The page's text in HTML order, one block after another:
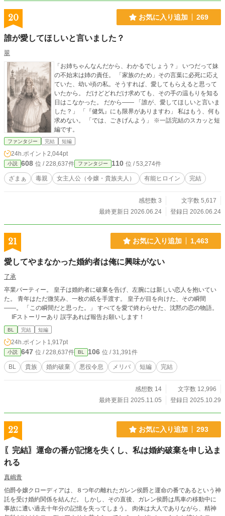
20 お気に入り追加 269
誰が愛してほしいと言いました？
翠
「お姉ちゃんなんだから、わかるでしょう？」 いつだって妹
の不始末は姉の責任。 「家族のため」その言葉に必死に応え
ていた、幼い頃の私。そうすれば、愛してもらえると思って
いたから。 だけどどれだけ求めても、その手の温もりを知る
日はこなかった。 だから—— 「誰が、愛してほしいと言いま
した？」 「『健気』にも限界がありますわ」 私はもう、何も
求めない。 「では、ごきげんよう」 ※一話完結のスカッと短
編です。
ファンタジー 完結 短編
24h.ポイント 2,044pt
小説 608 位 / 228,637件 ファンタジー 110 位 / 53,274件
ざまぁ 毒親 女主人公（令嬢・貴族夫人） 有能ヒロイン 完結
感想数 3
文字数 5,617
最終更新日 2026.06.24
登録日 2026.06.24
21 お気に入り追加 1,463
愛してやまなかった婚約者は俺に興味がない
了承
卒業パーティー。 皇子は婚約者に破棄を告げ、左腕には新しい恋人を抱いてい
た。 青年はただ微笑み、一枚の紙を手渡す。 皇子が目を向けた、その瞬間
——。 「この瞬間だと思った。」 すべてを愛で終わらせた、沈黙の恋の物語。
IFストーリーあり 誤字あれば報告お願いします！
BL 完結 短編
24h.ポイント 1,917pt
小説 647 位 / 228,637件 BL 106 位 / 31,391件
BL 貴族 婚約破棄 悪役令息 メリバ 短編 完結
感想数 14
文字数 12,996
最終更新日 2025.11.05
登録日 2025.10.29
22 お気に入り追加 293
〖完結〗運命の番が記憶を失くし、私は婚約破棄を申し込ま
れる
真嶋青
伯爵令嬢クローディアは、８つ年の離れたガレン侯爵と運命の番であるという神
託を受け婚約関係を結んだ。 しかし、その直後、ガレン侯爵は馬車の移動中に
事故に遭い過去十年分の記憶を失ってしまう。 肉体は大人でありながら、精神